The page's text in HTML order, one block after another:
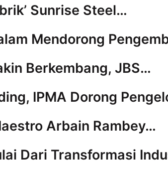
Sunrise Steel…
Mendorong
Berkembang, JBS…
IPMA Dorong
Arbain Rambey…
Dari Transformasi